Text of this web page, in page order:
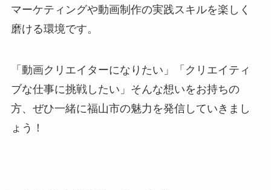
マーケティングや動画制作の実践スキルを楽しく
磨ける環境です。
「動画クリエイターになりたい」「クリエイティ
ブな仕事に挑戦したい」そんな想いをお持ちの
方、ぜひ一緒に福山市の魅力を発信していきまし
ょう！